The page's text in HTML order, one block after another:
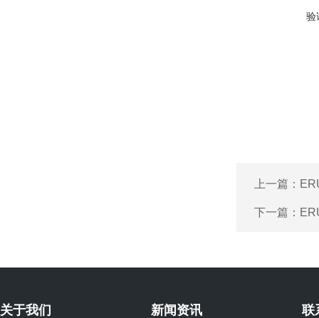
验
上一篇：
下一篇：
关于我们 新闻资讯 联